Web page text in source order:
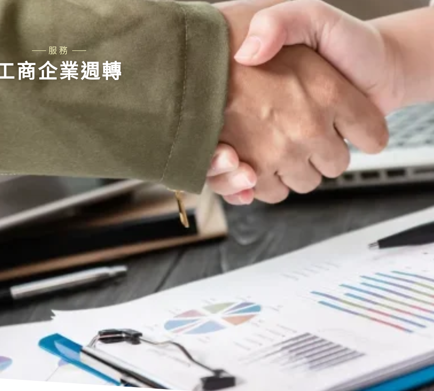
服務
商企業週轉